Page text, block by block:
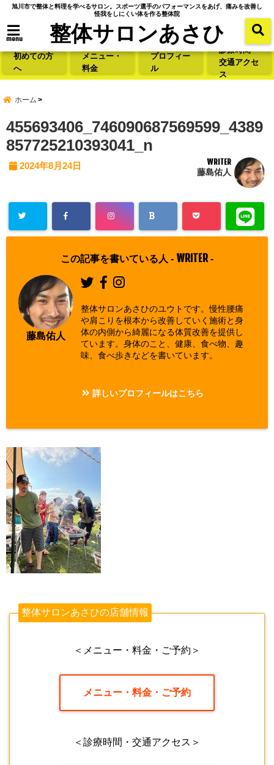
旭川市で整体と料理を学べるサロン。スポーツ選手のパフォーマンスをあげ、痛みを改善し
怪我をしにくい体を作る整体院
menu 整体サロンあさひ
初めての方
へ
メニュー・
料金
プロフィー
ル
診療時間・
交通アクセ
ス
ホーム
455693406_746090687569599_4389
857725210393041_n
2024年8月24日 WRITER
藤島佑人
この記事を書いている人 - WRITER -
藤島佑人
整体サロンあさひのユウトです。慢性腰痛
や肩こりを根本から改善していく施術と身
体の内側から綺麗になる体質改善を提供し
ています。身体のこと、健康、食べ物、趣
味、食べ歩きなどを書いています。
詳しいプロフィールはこちら
整体サロンあさひの店舗情報
＜メニュー・料金・ご予約＞
メニュー・料金・ご予約
＜診療時間・交通アクセス＞